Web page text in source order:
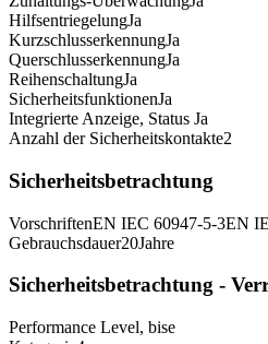
HilfsentriegelungJa
KurzschlusserkennungJa
QuerschlusserkennungJa
ReihenschaltungJa
SicherheitsfunktionenJa
Integrierte Anzeige, Status Ja
Anzahl der Sicherheitskontakte2
Sicherheitsbetrachtung
VorschriftenEN IEC 60947-5-3EN
Gebrauchsdauer20Jahre
Sicherheitsbetrachtung -
Performance Level, bise